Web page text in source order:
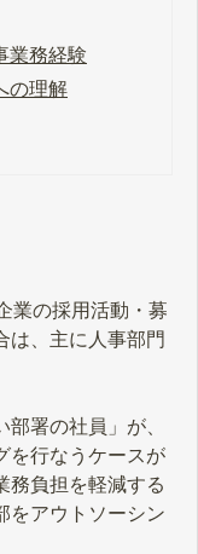
業務経験
の理解
業の採用活動・募
は、主に人事部門
署の社員」が、
を行なうケースが
務負担を軽減する
をアウトソーシン